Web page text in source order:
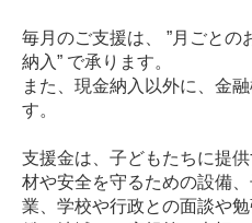
毎月のご支援は、 ”月ごとの
納入” で承ります。
また、現金納入以外に、金
す。
支援金は、子どもたちに提
材や安全を守るための設備
業、学校や行政との面談や